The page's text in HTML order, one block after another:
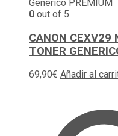
0 out of 5
CANON CEXV29
TONER
69,90€ Añadir al